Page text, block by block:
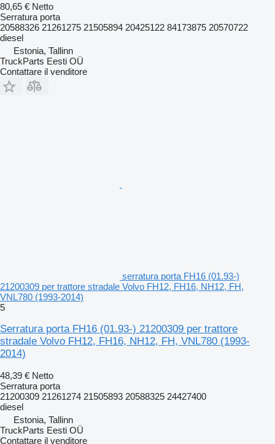
80,65 € Netto
Serratura porta
20588326 21261275 21505894 20425122 84173875 20570722
diesel
Estonia, Tallinn
TruckParts Eesti OÜ
Contattare il venditore
serratura porta FH16 (01.93-)
21200309 per trattore stradale Volvo FH12, FH16, NH12, FH,
VNL780 (1993-2014)
5
Serratura porta FH16 (01.93-) 21200309 per trattore
stradale Volvo FH12, FH16, NH12, FH, VNL780 (1993-
2014)
48,39 € Netto
Serratura porta
21200309 21261274 21505893 20588325 24427400
diesel
Estonia, Tallinn
TruckParts Eesti OÜ
Contattare il venditore